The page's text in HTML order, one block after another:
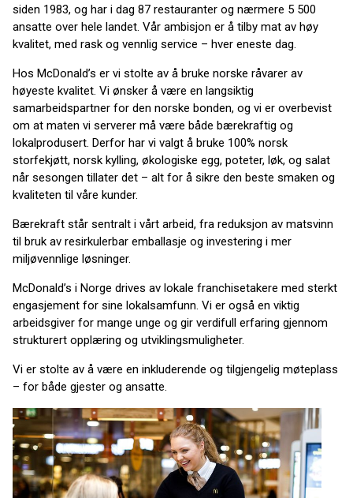
siden 1983, og har i dag 87 restauranter og nærmere 5 500
ansatte over hele landet. Vår ambisjon er å tilby mat av høy
kvalitet, med rask og vennlig service – hver eneste dag.
Hos McDonald’s er vi stolte av å bruke norske råvarer av
høyeste kvalitet. Vi ønsker å være en langsiktig
samarbeidspartner for den norske bonden, og vi er overbevist
om at maten vi serverer må være både bærekraftig og
lokalprodusert. Derfor har vi valgt å bruke 100% norsk
storfekjøtt, norsk kylling, økologiske egg, poteter, løk, og salat
når sesongen tillater det – alt for å sikre den beste smaken og
kvaliteten til våre kunder.
Bærekraft står sentralt i vårt arbeid, fra reduksjon av matsvinn
til bruk av resirkulerbar emballasje og investering i mer
miljøvennlige løsninger.
McDonald’s i Norge drives av lokale franchisetakere med sterkt
engasjement for sine lokalsamfunn. Vi er også en viktig
arbeidsgiver for mange unge og gir verdifull erfaring gjennom
strukturert opplæring og utviklingsmuligheter.
Vi er stolte av å være en inkluderende og tilgjengelig møteplass
– for både gjester og ansatte.